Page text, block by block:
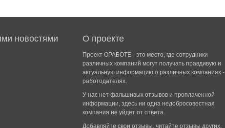
новостями О проекте
Проект ОРАБОТЕ - это место, где сотрудники
различных компаний могут получать правдивую и
актуальную информацию о различных компаниях -
работодателях.
У нас нет фальшивых отзывов и проплаченной
информации, здесь ни одна недобросовестная
компания не уйдёт от ответа.
Добавляйте свои отзывы, читайте отзывы других,